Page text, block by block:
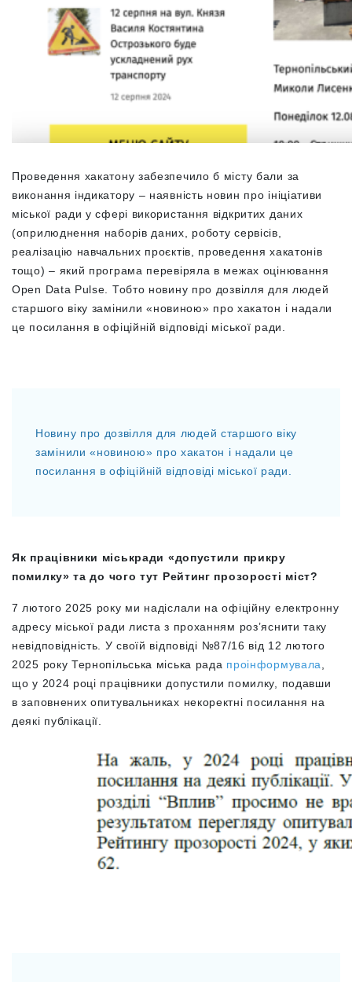
Проведення хакатону забезпечило б місту бали за
виконання індикатору – наявність новин про ініціативи
міської ради у сфері використання відкритих даних
(оприлюднення наборів даних, роботу сервісів,
реалізацію навчальних проєктів, проведення хакатонів
тощо) – який програма перевіряла в межах оцінювання
Open Data Pulse. Тобто новину про дозвілля для людей
старшого віку замінили«новиною» про хакатон і надали
це посилання в офіційній відповіді міської ради.
Новину про дозвілля для людей старшого віку
замінили «новиною» про хакатон і надали це
посилання в офіційній відповіді міської ради.
Як працівники міськради «допустили прикру
помилку» та до чого тут Рейтинг прозорості міст?
7 лютого 2025 року ми надіслали на офіційну електронну
адресу міської ради листа з проханням роз’яснити таку
невідповідність. У своїй відповіді №87/16 від 12 лютого
2025 року Тернопільська міська рада проінформувала
що у 2024 році працівники допустили помилку, подавши
в заповнених опитувальниках некоректні посилання на
деякі публікації.